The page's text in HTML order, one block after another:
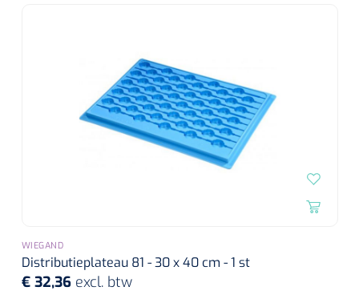
WIEGAND
Distributieplateau 81 - 30 x 40 cm - 1 st
€ 32,36 excl. btw